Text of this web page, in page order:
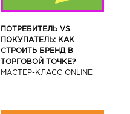
ПОТРЕБИТЕЛЬ VS
ПОКУПАТЕЛЬ: КАК
СТРОИТЬ БРЕНД В
ТОРГОВОЙ ТОЧКЕ?
МАСТЕР-КЛАСС ONLINE